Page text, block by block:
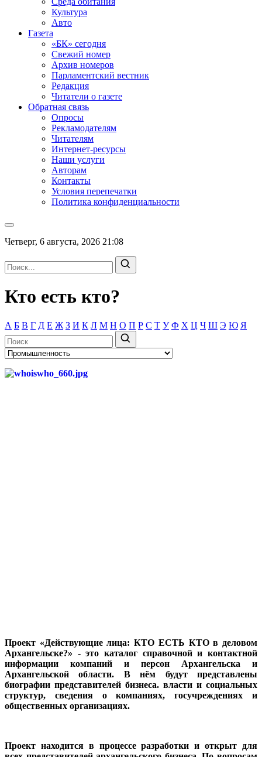
Культура
Авто
Газета
«БК» сегодня
Свежий номер
Архив номеров
Парламентский вестник
Редакция
Читатели о газете
Обратная связь
Опросы
Рекламодателям
Читателям
Интернет-ресурсы
Наши услуги
Авторам
Контакты
Условия перепечатки
Политика конфиденциальности
Четверг, 6 августа, 2026 21:08
Кто есть кто?
А Б В Г Д Е Ж З И К Л М Н О П Р С Т У Ф Х Ц Ч Ш Э Ю Я
Проект «Действующие лица: КТО ЕСТЬ КТО в деловом
Архангельске?» - это каталог справочной и контактной
информации компаний и персон Архангельска и
Архангельской области. В нём будут представлены
биографии представителей бизнеса. власти и социальных
структур, сведения о компаниях, госучреждениях и
общественных организациях.
Проект находится в процессе разработки и открыт для